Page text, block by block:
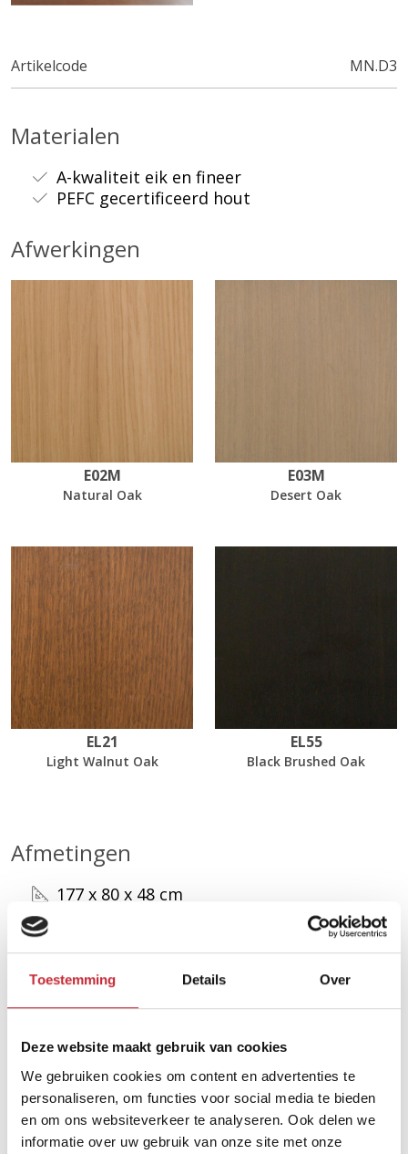
Toestemming Details Over
Deze website maakt gebruik van cookies
We gebruiken cookies om content en advertenties te
personaliseren, om functies voor social media te bieden
en om ons websiteverkeer te analyseren. Ook delen we
informatie over uw gebruik van onze site met onze
Artikelcode MN.D3
Materialen
A-kwaliteit eik en fineer
PEFC gecertificeerd hout
Afwerkingen
E02M
Natural Oak
E03M
Desert Oak
EL21
Light Walnut Oak
EL55
Black Brushed Oak
Afmetingen
177 x 80 x 48 cm
Zoek uw dichtsbijzijnde
dealer in ons netwerk
Vind een dealer